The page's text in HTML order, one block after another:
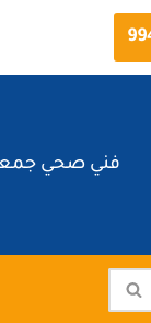
فني صحي